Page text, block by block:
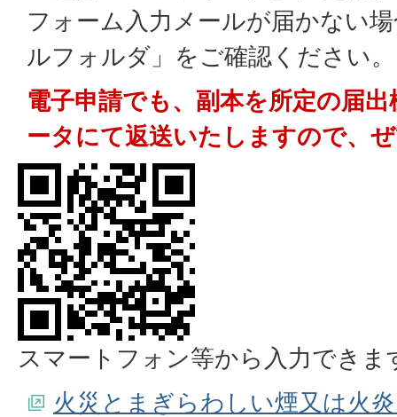
フォーム入力メールが届かない
ルフォルダ」をご確認ください。
電子申請でも、副本を所定の届
ータにて返送いたしますので、
スマートフォン等から入力できま
火災とまぎらわしい煙又は火